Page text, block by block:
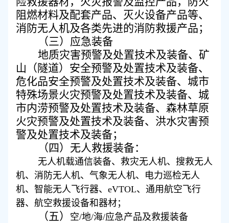
阻燃材料及配套产品、灭火设备产品等、
消防无人机及各类先进的消防救援产品；
（三） 应急装备
地质灾害预警及处置技术及装备、矿
山（隧道）安全预警及处置技术及装备、
危化品安全预警及处置技术及装备、城市
特殊场景火灾预警及处置技术及装备、城
市内涝预警及处置技术及装备、森林草原
火灾预警及处置技术及装备、洪水灾害预
警及处置技术及装备；
（四） 无人救援装备：
无人机载通信装备、救灾无人机、搜救无人
机、消防无人机、气象无人机、电力巡检无人
机、智能无人飞行器、eVTOL、通用航空飞行
器、航空救援设备和器材；
（五） 空/地/海/应急产品及救援装备